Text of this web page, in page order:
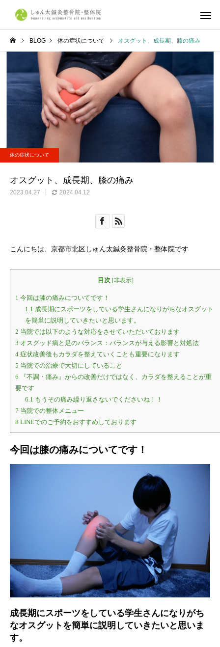
しゅん太式整体 筋肉・筋膜
産前・産後整体 鍼灸施
体の症状について
京都市で整体ならしゅん太
鍼灸整骨院・整体院へ
合・合宿・遠征後の疲
BLOG 体の症状について オスグット、成長期、膝の痛み
体の症状について
オスグット、成長期、膝の痛み
2023.04.27 2024.04.12
こんにちは、京都市北区しゅん太鍼灸整骨院・整体院です
目次 [非表示]
1 今回は膝の痛みについてです！
1.1 成長期にスポーツをしている学生さんになりがちなオスグット
を簡単に説明していきたいと思います。
2 当院では以下のような対応をさせていただいております
3 オスグッド病と足のバランス：バランスが与える影響と対処法
4 症状改善後もカラダを整えていくことも重要になります
5 当院での治療で大切にしていること
6 『不調・痛み』からの改善だけではなく、カラダを整えることが重
要です
6.1 もうその痛み繰り返さないでくださいね！！
7 当院での整体メニュー
8 LINEでのご予約をおすすめしております
今回は膝の痛みについてです！
成長期にスポーツをしている学生さんになりがち
なオスグットを簡単に説明していきたいと思いま
す。